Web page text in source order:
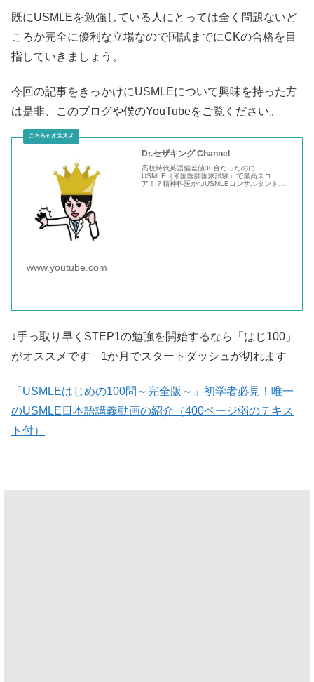
既にUSMLEを勉強している人にとっては全く問題ないど
ころか完全に優利な立場なので国試までにCKの合格を目
指していきましょう。
今回の記事をきっかけにUSMLEについて興味を持った方
は是非、このブログや僕のYouTubeをご覧ください。
Dr.セザキング Channel
高校時代英語偏差値30台だったのに、
USMLE（米国医師国家試験）で最高スコ
ア！？精神科医かつUSMLEコンサルタントで
www.youtube.com
↓手っ取り早くSTEP1の勉強を開始するなら「はじ100」
がオススメです 1か月でスタートダッシュが切れます
「USMLEはじめの100問～完全版～」初学者必見！唯一
のUSMLE日本語講義動画の紹介（400ページ弱のテキス
ト付）